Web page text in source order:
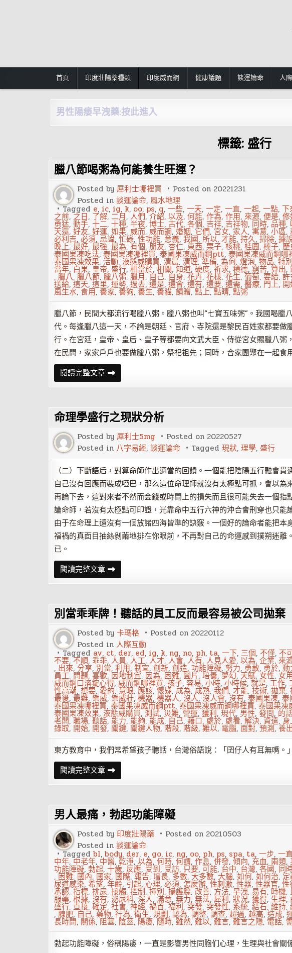
首頁 印度壯陽藥種類 印度威而鋼 健康議題 談運論命 人
男性陽痿早洩藥:按此進入
標籤: 盛行
臘八節喝粥為何能養生旺運？
Posted by 犀利士哪裡買 Posted on 20221231
Posted in 談運論命, 風水地理
Tagged e, ic, ig, k, oo, ps, q, 一些, 一天, 一定, 一直, 一起, 一點, 下
之前,之日, 了解,二月,人們,介紹, 以及, 何能, 作為, 作用, 來源, 便是,
勇猛, 動手, 十二, 十種, 半夜, 博士, 古代, 各個, 吉祥, 吉祥物, 同時,品種,
天還, 好友, 好運, 如果, 威而, 威而鋼,婚姻,它們,宮女,家人, 寓意, 小區,
必利吉,必須,忌諱, 忙碌,性功能,意義,我國, 所以,才能,持久,掃除, 據
晚上,最好,最強, 最為,有個,朋友,杏仁,東西,栗子,核桃,桂圓,榛子,
泰國果凍吃法,泰國果凍哪裡買,泰國果凍威而鋼ptt,泰國果凍威而鋼哪
泰國果凍效果, 活動,液態威購買,清晨, 清理,準備, 為何, 燈泡,物品,特別
當年,白果,皇帝,盛行,相當於, 相關,知道, 硬度,祈求, 積德,窮苦,算出,
,臘八,臘八節,臘八粥, 臘月,自己,自身,花卉,花樣,花生,葡萄,要給, 許
送給,這天,這里,運勢, 過去, 還是, 還會, 還有, 還要, 還需, 醫療, 門上,
風生水,食用,養家,養狗,養生,養貓,饋贈,點上,點睛,點粥
臘八節，民間大都流行喝臘八粥。臘八粥也叫“七寶五味粥”。我國喝臘
代。每逢臘八這一天，不論是朝廷、官府、寺院還是黎民百姓家都要
行。在宮廷，皇帝、皇后、皇子等都要向文武大臣、侍從宮女賜臘八粥
在民間，家家戶戶也要做臘八粥，祭祀祖先；同時，合家團聚在一起食
閱讀完整文章臘
八
節
為
何
能
養
生
旺
運？
命理學盛行之現狀分析
Posted by 犀利士5mg Posted on 20220527
Posted in 八字易經, 談運論命 Tagged 現狀, 理學, 盛行
（二）下斷語后，對算命師作出適當的回饋。一個能把陰陽五行融會
自己沒有回應而裝成啞巴，那么這位命理師就沒有太極點可抓，會以
再論下去，這對來者不然而金錢或時間上的損失而且很可能失去一個
論命師，若沒有太極點可印證，光靠命中五行六神的沖合會刑穿也只能
由于在命理上還沒有一個放諸四海皆準的訣竅。一個好的論命者能把
福禍的真面目抽絲剝繭地排在你眼前，不再對自己的命運感到撲朔迷
已。
閱讀完整文章命
理
學
之
現
狀
分
析
別當乖乖牌！聽話的員工反而最容易被公司拋棄
Posted by 卡瑪格 Posted on 20220112
Posted in 人際互動
Tagged av, ct, der, ed, ig, k, ng, no, ph, ta, 一下, 三個, 不僅, 不
不要,不順, 乖乖, 人員, 人工, 人才, 人會, 人有,人見人愛, 以為, 企業, 來
,出來,分享,別當, 利用, 制宜, 創新, 創造, 功能障礙, 努力, 勇敢, 勇於,動
員工, 問題, 喜歡,因地制宜, 因為,困難,圖片,培養,夢幻,天賦,女性,女
威而鋼口溶錠心得,威而鋼哪裡買,孩子,容易, 小時,小時候,就是,工作,
性高潮, 想要,愛的,慧眼,應該,懷疑,成為, 成熟, 我們, 才能, 技術, 拋棄,
最後,最難,樂威, 樂威壯, 機器, 機器人,沒人,沒人會,沒有,泰國果凍,泰
泰國果凍哪裡買, 泰國果凍威而鋼ptt, 泰國果凍威而鋼哪裡買,泰國果凍
泰國果凍效果, 液態威購買,測試,災難,營運, 獲利,現代,男性, 發問,的
老闆,職場,聽話,能力,能夠,能成, 自己, 藉口,處於,處看,解決,資遣,
錄取, 開始, 開發, 關鍵, 關鍵人物,階段, 階級,難以,電腦,面對,預測,養
東方教育中，我們常希望孩子聽話，台灣俗語說：「囝仔人有耳無嘴
閱讀完整文章別
當
乖
聽
話
的
員
工
反
而
最
容
易
被
公
司
拋
棄
男人最痛，勃起功能障礙
Posted by 印度壯陽藥 Posted on 20210503
Posted in 談運論命
Tagged bl, body, der, e, go, ic, ng, oo, ph, ps, spa, ta, 一步, 一
中年,中老年, 中醫, 乾淨, 以為,何時, 何謂, 作息,併發, 傾向, 充血, 兩類,
功能障礙, 勃起, 十歲,反應, 受到,受訪,只要, 可能,台中,台灣, 各國,同
,困難, 國內,國家,國際,報告,增長,多數,大多數,大腦,如何,如何治,
尿道感染,希望,年齡, 引起,心理,必須,怎麼辦,性刺激, 性器, 性器官, 性
承認,指標,排尿,接觸,控制,揮別,攝護腺,改善, 方法,早洩,易有,時機,
服藥, 根據, 沒有, 泌尿科, 深入,滿意,無力, 無法, 犀利, 狀況, 獲得, 生理,
盛行, 直接, 確定, 社會,神經, 禍首,福利, 突發, 突發性, 系統, 結石, 維持,
, 腺肥, 自己,藥物,行為,衛生,規劃,認為,調整,調查,超過,越高,造成,
長時間,關係, 阻塞,陰莖,陽痿,隨時, 雖然,難以,難言, 難言之隱, 電話,
勃起功能障礙，俗稱陽痿，一直是影響男性同胞们心理，生理與社會關